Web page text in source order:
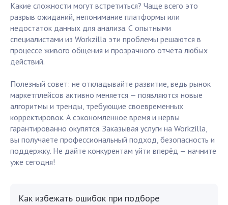
Какие сложности могут встретиться? Чаще всего это
разрыв ожиданий, непонимание платформы или
недостаток данных для анализа. С опытными
специалистами из Workzilla эти проблемы решаются в
процессе живого общения и прозрачного отчёта любых
действий.
Полезный совет: не откладывайте развитие, ведь рынок
маркетплейсов активно меняется — появляются новые
алгоритмы и тренды, требующие своевременных
корректировок. А сэкономленное время и нервы
гарантированно окупятся. Заказывая услуги на Workzilla,
вы получаете профессиональный подход, безопасность и
поддержку. Не дайте конкурентам уйти вперёд — начните
уже сегодня!
Как избежать ошибок при подборе